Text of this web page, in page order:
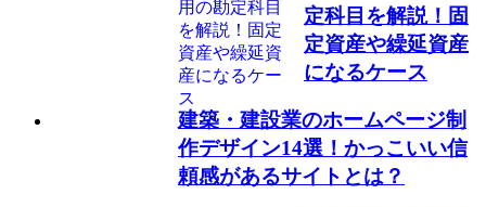
定科目を解説！固
定資産や繰延資産
になるケース
建築・建設業のホームページ制
作デザイン14選！かっこいい信
頼感があるサイトとは？